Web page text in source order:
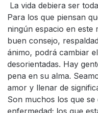
La vida debiera ser
Para los que piensan
ningún espacio en este
buen consejo,
ánimo, podrá cambiar
desorientadas. Hay
pena en su alma.
amor y llenar de
Son muchos los que
enfermedad; los que